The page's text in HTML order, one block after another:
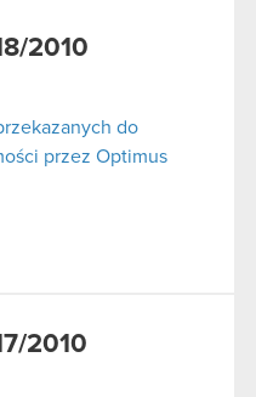
2010
do
przez Optimus
2010